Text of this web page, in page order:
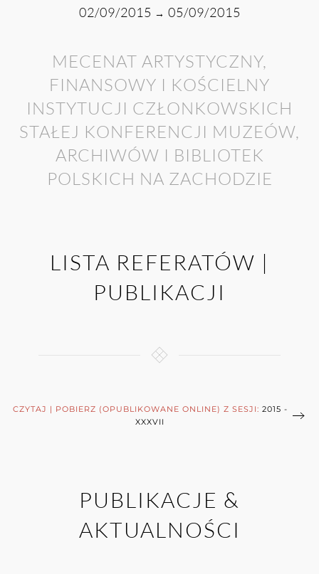
02/09/2015 → 05/09/2015
MECENAT ARTYSTYCZNY,
FINANSOWY I KOŚCIELNY
INSTYTUCJI CZŁONKOWSKICH
STAŁEJ KONFERENCJI MUZEÓW,
ARCHIWÓW I BIBLIOTEK
POLSKICH NA ZACHODZIE
LISTA REFERATÓW |
PUBLIKACJI
CZYTAJ | POBIERZ (OPUBLIKOWANE ONLINE) Z SESJI: 2015 -
XXXVII
PUBLIKACJE &
AKTUALNOŚCI